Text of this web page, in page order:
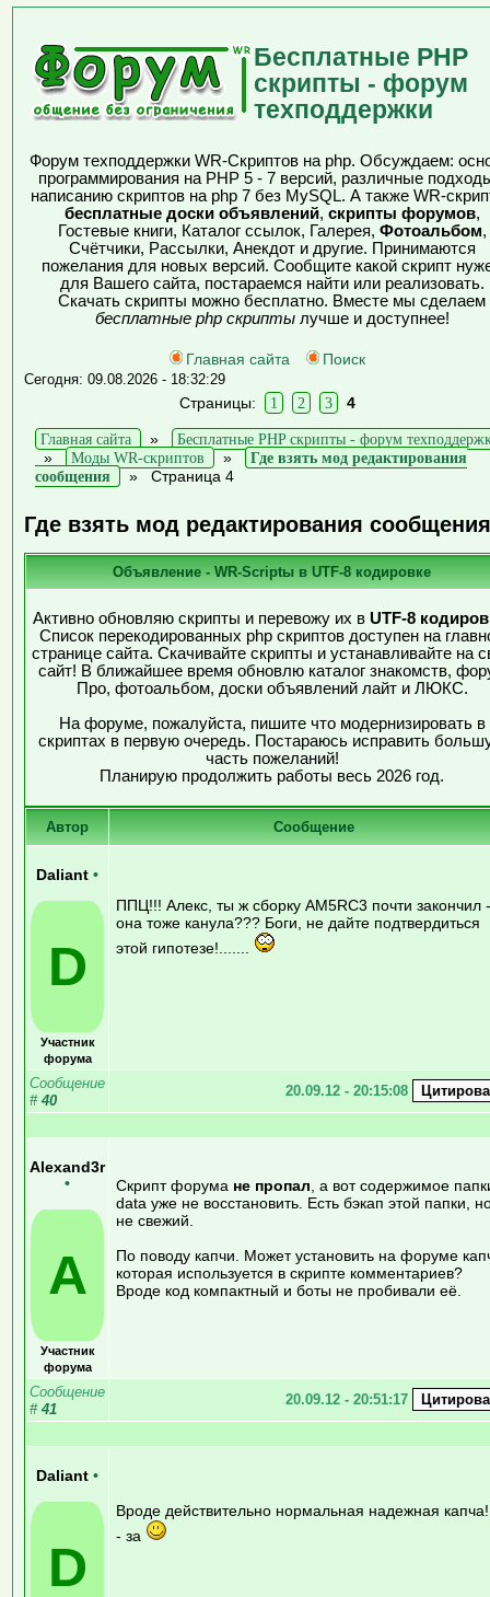
Бесплатные PHP
скрипты - форум
техподдержки
Форум техподдержки WR-Скриптов на php. Обсуждаем:
программирования на PHP 5 - 7 версий, различные
написанию скриптов на php 7 без MySQL. А также WR-
бесплатные доски объявлений, скрипты форумов,
Гостевые книги, Каталог ссылок, Галерея, Фотоальбом,
Счётчики, Рассылки, Анекдот и другие. Принимаются
пожелания для новых версий. Сообщите какой скрипт
для Вашего сайта, постараемся найти или реализовать.
Скачать скрипты можно бесплатно. Вместе мы сделаем
бесплатные php скриптылучше и доступнее!
Главная сайта Поиск
Сегодня: 09.08.2026 - 18:32:29
Страницы: 1 2 3 4
Главная сайта »
Бесплатные PHP скрипты - форум
»
Моды WR-скриптов »
Где взять мод редактирования
сообщения
» Страница 4
Где взять мод редактирования сообщения
Объявление - WR-Scriptы в UTF-8 кодировке
Активно обновляю скрипты и перевожу их в UTF-8
Список перекодированных php скриптов доступен на
странице сайта. Скачивайте скрипты и устанавливайте на
сайт! В ближайшее время обновлю каталог знакомств,
Про, фотоальбом, доски объявлений лайт и ЛЮКС.
На форуме, пожалуйста, пишите что модернизировать в
скриптах в первую очередь. Постараюсь исправить
часть пожеланий!
Планирую продолжить работы весь 2026 год.
Автор Сообщение
Daliant •
D
Участник
форума
ППЦ!!! Алекс, ты ж сборку AM5RC3 почти закончил -
она тоже канула??? Боги, не дайте подтвердиться
этой гипотезе!.......
Сообщение
# 40
20.09.12 - 20:15:08
Alexand3r
•
A
Участник
форума
Скрипт форума не пропал , а вот содержимое
data уже не восстановить. Есть бэкап этой папки,
не свежий.
По поводу капчи. Может установить на форуме
которая используется в скрипте комментариев?
Вроде код компактный и боты не пробивали её.
Сообщение
# 41
20.09.12 - 20:51:17
Daliant •
D
Вроде действительно нормальная надежная
- за